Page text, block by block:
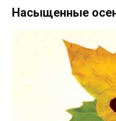
Насыщенные